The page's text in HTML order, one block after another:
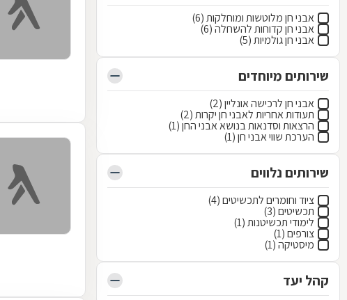
אבני חן מלוטשות ומוחלקות (6)
אבני חן קדוחות להשחלה (6)
אבני חן גולמיות (5)
שירותים מיוחדים
אבני חן לרכישה אונליין (2)
תעודות אחריות לאבני חן יקרות (2)
הרצאות וסדנאות בנושא אבני החן (1)
הערכת שווי אבני חן (1)
שירותים נלווים
ציוד וחומרים לתכשיטים (4)
תכשיטים (3)
לימודי תכשיטנות (1)
צורפים (1)
מיסטיקה (1)
קהל יעד